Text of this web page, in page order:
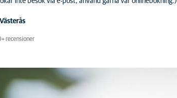
recensioner